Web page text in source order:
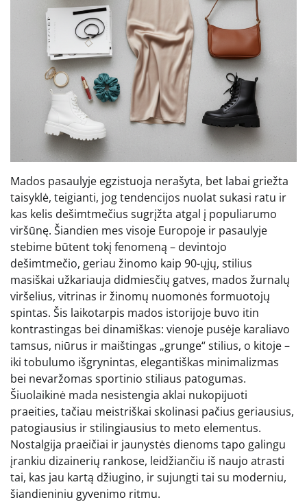
Mados pasaulyje egzistuoja nerašyta, bet labai griežta
taisyklė, teigianti, jog tendencijos nuolat sukasi ratu ir
kas kelis dešimtmečius sugrįžta atgal į populiarumo
viršūnę. Šiandien mes visoje Europoje ir pasaulyje
stebime būtent tokį fenomeną – devintojo
dešimtmečio, geriau žinomo kaip 90-ųjų, stilius
masiškai užkariauja didmiesčių gatves, mados žurnalų
viršelius, vitrinas ir žinomų nuomonės formuotojų
spintas. Šis laikotarpis mados istorijoje buvo itin
kontrastingas bei dinamiškas: vienoje pusėje karaliavo
tamsus, niūrus ir maištingas „grunge“ stilius, o kitoje –
iki tobulumo išgrynintas, elegantiškas minimalizmas
bei nevaržomas sportinio stiliaus patogumas.
Šiuolaikinė mada nesistengia aklai nukopijuoti
praeities, tačiau meistriškai skolinasi pačius geriausius,
patogiausius ir stilingiausius to meto elementus.
Nostalgija praeičiai ir jaunystės dienoms tapo galingu
įrankiu dizainerių rankose, leidžiančiu iš naujo atrasti
tai, kas jau kartą džiugino, ir sujungti tai su moderniu,
šiandieniniu gyvenimo ritmu.